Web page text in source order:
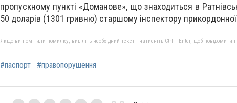
пропускному пункті «Доманове», що знаходиться в
50 доларів (1301 гривню) старшому інспектору
Якщо ви помітили помилку, виділіть необхідний текст і натисніть Ctrl + Enter, щоб повідомити
#паспорт #правопорушення